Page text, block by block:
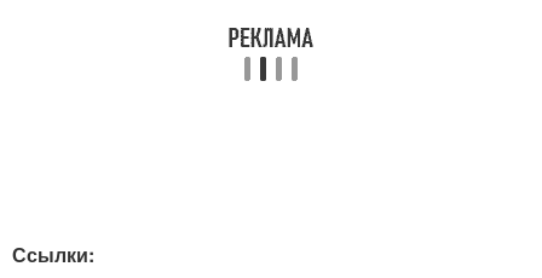
Ссылки: